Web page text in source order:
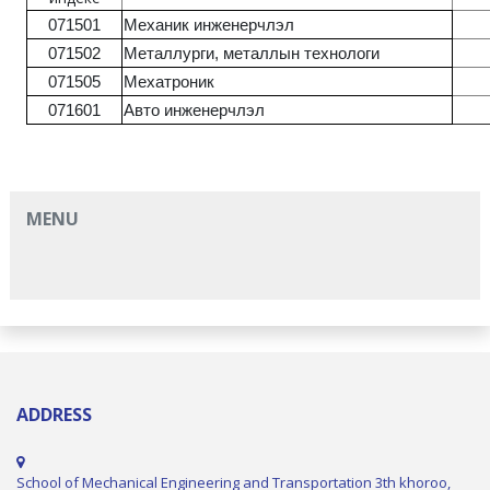
071501
Механик инженерчлэл
071502
Металлурги, металлын технологи
071505
Мехатроник
071601
Авто инженерчлэл
MENU
ADDRESS
School of Mechanical Engineering and Transportation 3th khoroo,